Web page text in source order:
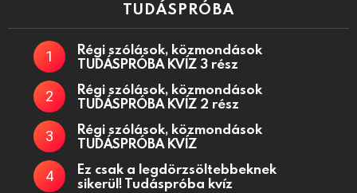
TUDÁSPRÓBA
Régi szólások, közmondások
TUDÁSPRÓBA KVÍZ 3 rész
Régi szólások, közmondások
TUDÁSPRÓBA KVÍZ 2 rész
Régi szólások, közmondások
TUDÁSPRÓBA KVÍZ
Ez csak a legdörzsöltebbeknek
sikerül! Tudáspróba kvíz